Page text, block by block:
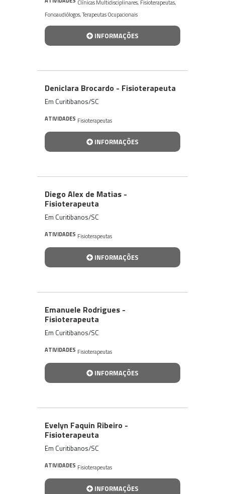
Clínicas Multidisciplinares, Fisioterapeutas,
Fonoaudiólogos,Terapeutas Ocupacionais
INFORMAÇÕES
Deniclara Brocardo - Fisioterapeuta
Em Curitibanos/SC
ATIVIDADES Fisioterapeutas
INFORMAÇÕES
Diego Alex de Matias -
Fisioterapeuta
Em Curitibanos/SC
ATIVIDADES Fisioterapeutas
INFORMAÇÕES
Emanuele Rodrigues -
Fisioterapeuta
Em Curitibanos/SC
ATIVIDADES Fisioterapeutas
INFORMAÇÕES
Evelyn Faquin Ribeiro -
Fisioterapeuta
Em Curitibanos/SC
ATIVIDADES Fisioterapeutas
INFORMAÇÕES